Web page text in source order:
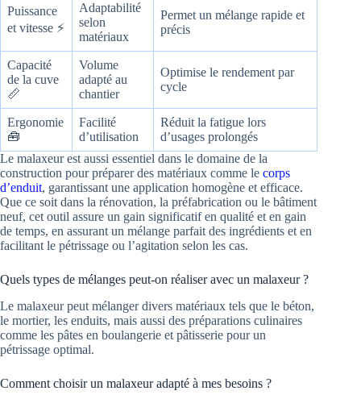
Puissance
et vitesse ⚡
Adaptabilité
selon
matériaux
Permet un mélange rapide et
précis
Capacité
de la cuve
📏
Volume
adapté au
chantier
Optimise le rendement par
cycle
Ergonomie
🧰
Facilité
d’utilisation
Réduit la fatigue lors
d’usages prolongés
Le malaxeur est aussi essentiel dans le domaine de la
construction pour préparer des matériaux comme le corps
d’enduit, garantissant une application homogène et efficace.
Que ce soit dans la rénovation, la préfabrication ou le bâtiment
neuf, cet outil assure un gain significatif en qualité et en gain
de temps, en assurant un mélange parfait des ingrédients et en
facilitant le pétrissage ou l’agitation selon les cas.
Quels types de mélanges peut-on réaliser avec un malaxeur ?
Le malaxeur peut mélanger divers matériaux tels que le béton,
le mortier, les enduits, mais aussi des préparations culinaires
comme les pâtes en boulangerie et pâtisserie pour un
pétrissage optimal.
Comment choisir un malaxeur adapté à mes besoins ?